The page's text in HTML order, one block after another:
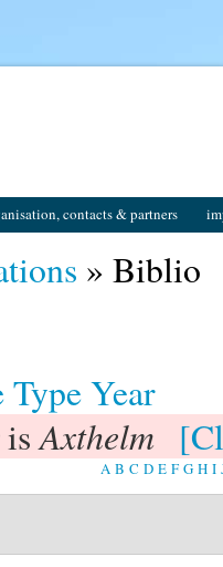
contacts & partners
» Biblio
TypeYear
isAxthelm
A B C D E F G H I